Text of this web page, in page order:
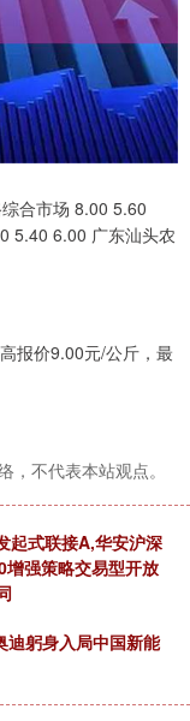
合市场 8.00 5.60
5.40 6.00 广东汕头农
报价9.00元/公斤，最
，不代表本站观点。
起式联接A,华安沪深
强策略交易型开放
躬身入局中国新能